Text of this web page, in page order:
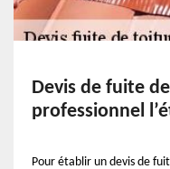
Devis de fuite
professionnel
Pour établir un devis de